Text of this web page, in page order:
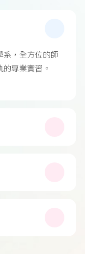
系，全方位的師
專業實習。